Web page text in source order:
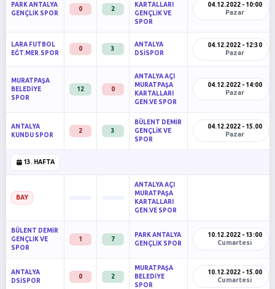
PARK ANTALYA
GENÇLİK SPOR
0 2
KARTALLARI
GENÇLİK VE
SPOR
04.12.2022 - 10:00
Pazar
LARA FUTBOL
EĞT.MER.SPOR
0 3
ANTALYA
DSİSPOR
04.12.2022 - 12:30
Pazar
MURATPAŞA
BELEDİYE
SPOR
12 0
ANTALYA AÇI
MURATPAŞA
KARTALLARI
GEN.VE SPOR
04.12.2022 - 14:00
Pazar
ANTALYA
KUNDU SPOR
2 3
BÜLENT DEMİR
GENÇLİK VE
SPOR
04.12.2022 - 15.00
Pazar
13. HAFTA
BAY
ANTALYA AÇI
MURATPAŞA
KARTALLARI
GEN.VE SPOR
BÜLENT DEMİR
GENÇLİK VE
SPOR
1 7
PARK ANTALYA
GENÇLİK SPOR
10.12.2022 - 13:00
Cumartesi
ANTALYA
DSİSPOR
0 2
MURATPAŞA
BELEDİYE
SPOR
10.12.2022 - 15.00
Cumartesi